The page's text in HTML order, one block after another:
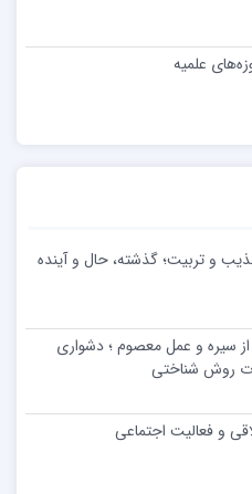
علمیه
و تربیت؛ گذشته، حال و آینده
سیره و عمل معصوم ؛ دشواری
روش شناختی
و فعالیت اجتماعی